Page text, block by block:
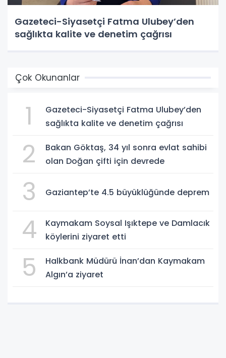
Gazeteci-Siyasetçi Fatma Ulubey’den
sağlıkta kalite ve denetim çağrısı
Çok Okunanlar
1
Gazeteci-Siyasetçi Fatma Ulubey’den
sağlıkta kalite ve denetim çağrısı
2
Bakan Göktaş, 34 yıl sonra evlat sahibi
olan Doğan çifti için devrede
3 Gaziantep’te 4.5 büyüklüğünde deprem
4
Kaymakam Soysal Işıktepe ve Damlacık
köylerini ziyaret etti
5
Halkbank Müdürü İnan’dan Kaymakam
Algın’a ziyaret